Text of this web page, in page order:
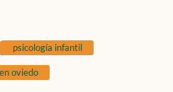
psicología infantil
oviedo